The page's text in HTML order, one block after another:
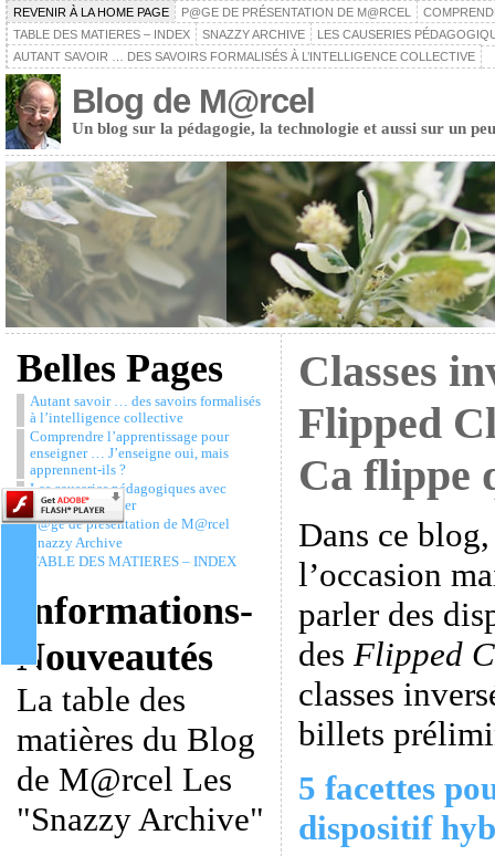
REVENIR À LA HOME PAGE P@GE DE PRÉSENTATION DE M@RCEL
TABLE DES MATIERES – INDEX
SNAZZY ARCHIVE
LES CAUSERIES
AUTANT SAVOIR … DES SAVOIRS FORMALISÉS À L’INTELLIGENCE COLLECTIVE
Blog de M@rcel
Un blog sur la pédagogie, la technologie et aussi sur un
Belles Pages
Autant savoir … des savoirs formalisés
à l’intelligence collective
Comprendre l’apprentissage pour
enseigner … J’enseigne oui, mais
apprennent-ils ?
Les causeries pédagogiques avec
Christophe Batier
P@ge de présentation de M@rcel
Snazzy Archive
TABLE DES MATIERES – INDEX
Informations-
Nouveautés
La table des
matières du Blog
de M@rcel Les
"Snazzy Archive"
Classes
Flipped
Ca flippe
Dans ce
l’occasion
parler des
des Flipped
classes
billets
5 facettes
dispositif